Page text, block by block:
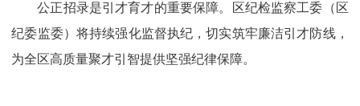
公正招录是引才育才的重要保障。区纪检监察工委（区
纪委监委）将持续强化监督执纪，切实筑牢廉洁引才防线，
为全区高质量聚才引智提供坚强纪律保障。